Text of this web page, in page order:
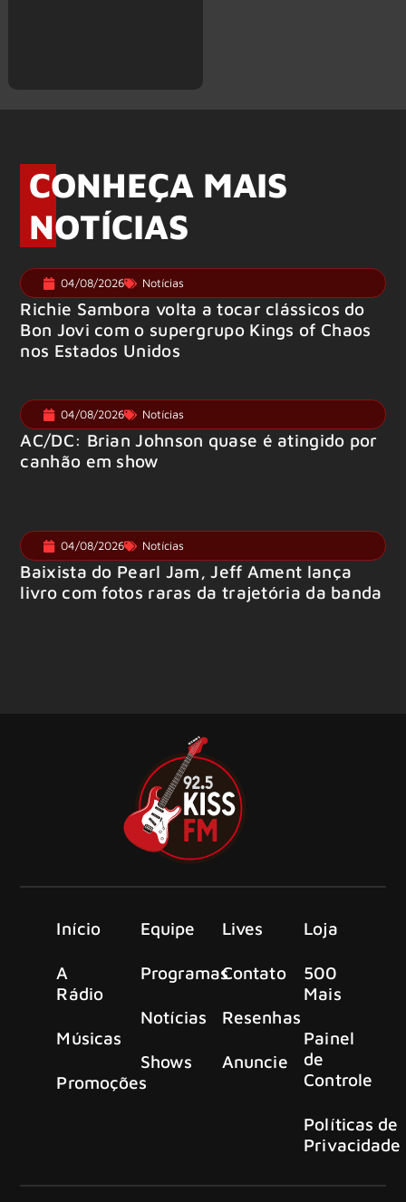
CONHEÇA MAIS
NOTÍCIAS
04/08/2026 Notícias
Richie Sambora volta a tocar clássicos do
Bon Jovi com o supergrupo Kings of Chaos
nos Estados Unidos
04/08/2026 Notícias
AC/DC: Brian Johnson quase é atingido por
canhão em show
04/08/2026 Notícias
Baixista do Pearl Jam, Jeff Ament lança
livro com fotos raras da trajetória da banda
Início
A
Rádio
Músicas
Promoções
Equipe
Programas
Notícias
Shows
Lives
Contato
Resenhas
Anuncie
Loja
500
Mais
Painel
de
Controle
Políticas de
Privacidade